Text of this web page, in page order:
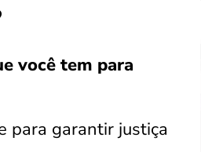
você tem para
para garantir justiça